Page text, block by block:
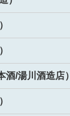
/湯川酒造店）